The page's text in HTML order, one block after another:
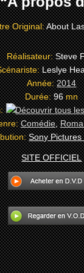
Original:About
Réalisateur:Steve
Leslye
Année:2014
Durée:96mn
Comédie,
Sony
SITE OFFICIEL